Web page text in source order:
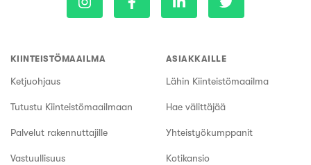
KIINTEISTÖMAAILMA
Ketjuohjaus
Tutustu Kiinteistömaailmaan
Palvelut rakennuttajille
Vastuullisuus
ASIAKKAILLE
Lähin Kiinteistömaailma
Hae välittäjää
Yhteistyökumppanit
Kotikansio